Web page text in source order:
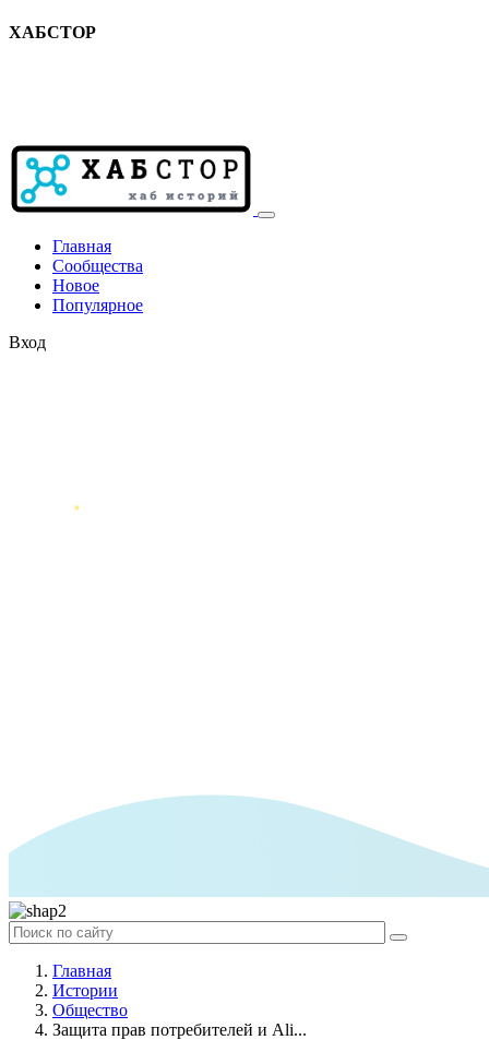
ХАБСТОР
Главная
Сообщества
Новое
Популярное
Вход
Главная
Истории
Общество
Защита прав потребителей и Ali...